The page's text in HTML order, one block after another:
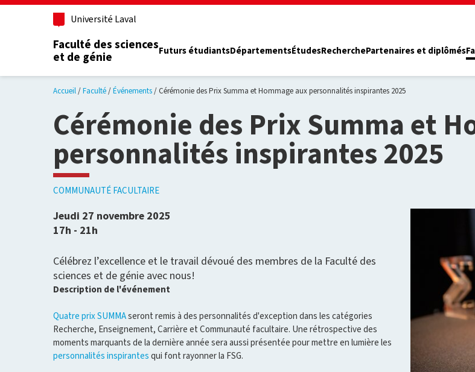
Aller au contenu principal
Université Laval
Faculté des sciences
et de génie
Futurs étudiantsDépartementsÉtudesRecherchePartenaires et diplômés
Accueil Faculté Événements Cérémonie des Prix Summa et Hommage aux personnalités inspirantes 2025
Cérémonie des Prix Summa et
personnalités inspirantes 2025
COMMUNAUTÉ FACULTAIRE
Jeudi 27 novembre 2025
17h - 21h
Célébrez l’excellence et le travail dévoué des membres de la Faculté des
sciences et de génie avec nous!
Description de l'événement
Quatre prix SUMMAseront remis à des personnalités d'exception dans les catégories
Recherche, Enseignement, Carrière et Communauté facultaire. Une rétrospective des
moments marquants de la dernière année sera aussi présentée pour mettre en lumière les
personnalités inspirantes qui font rayonner la FSG.